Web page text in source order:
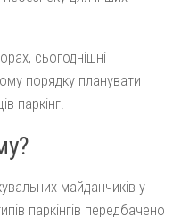
сьогоднішні
порядку планувати
паркінг.
майданчиків у
паркінгів передбачено